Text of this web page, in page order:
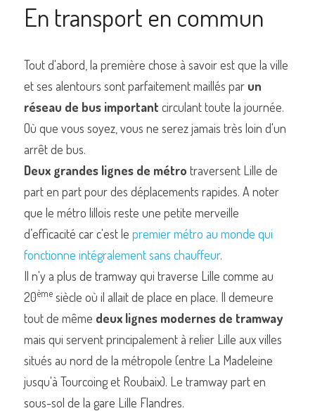
Commander un de nos livres sur Lille
En transport en commun
Tout d'abord, la première chose à savoir est que la ville
et ses alentours sont parfaitement maillés par un
réseau de bus important circulant toute la journée.
Où que vous soyez, vous ne serez jamais très loin d'un
arrêt de bus.
Deux grandes lignes de métro traversent Lille de
part en part pour des déplacements rapides. A noter
que le métro lillois reste une petite merveille
d’efficacité car c'est le premier métro au monde qui
fonctionne intégralement sans chauffeur.
Il n'y a plus de tramway qui traverse Lille comme au
20ème siècle où il allait de place en place. Il demeure
tout de même deux lignes modernes de tramway
mais qui servent principalement à relier Lille aux villes
situés au nord de la métropole (entre La Madeleine
jusqu'à Tourcoing et Roubaix). Le tramway part en
sous-sol de la gare Lille Flandres.